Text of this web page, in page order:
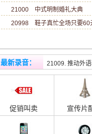
21000 中式明制婚礼大典
20998 鞋子真忙全场只要
最新录音：
21010. 外语教
21009. 推动外
促销叫卖 宣传片